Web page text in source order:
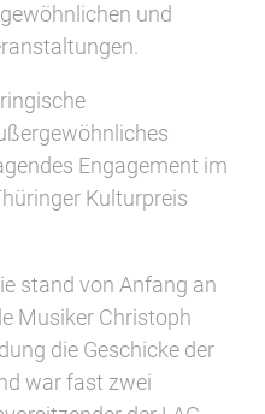
und
Engagement im
Kulturpreis
stand von Anfang an
Musiker Christoph
die Geschicke der
war fast zwei